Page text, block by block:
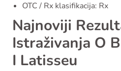
OTC / Rx klasifikacija: Rx
Najnoviji
Istraživanja O
I Latisseu